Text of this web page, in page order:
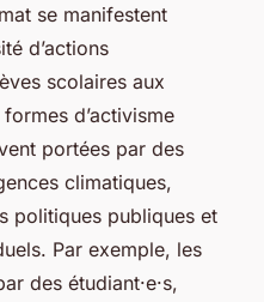
se manifestent
d’actions
scolaires aux
d’activisme
portées par des
climatiques,
politiques publiques et
Par exemple, les
des étudiant·e·s,